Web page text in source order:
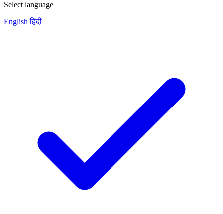
Select language
English हिंदी